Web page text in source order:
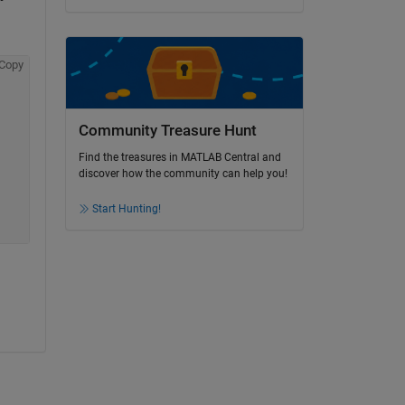
Copy
Community Treasure Hunt
Find the treasures in MATLAB Central and
discover how the community can help you!
Start Hunting!